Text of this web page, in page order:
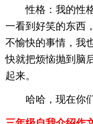
性格：我的性
一看到好笑的东西
不愉快的事情，我
快就把烦恼抛到脑
起来。
哈哈，现在你